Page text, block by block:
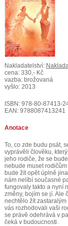
Nakladatelství:
cena: 330,- Kč
vazba: brožovaná
vyšlo: 2013
ISBN: 978-80-87413-
EAN: 9788087413241
Anotace
To, co zde budu psát,
vyprávěli člověku,
jeho rodiče, že se
nebude muset
bude žít opět úplně
nám nelíbí současné
fungovaly takto a nyní
změny, bojím se jí. Ale
nechtělo žít
vás rozhodovali vaši
se právě odehrává v
čeká v budoucnosti.